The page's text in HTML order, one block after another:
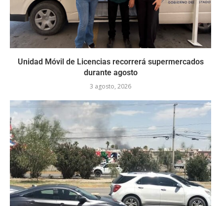
Unidad Móvil de Licencias recorrerá supermercados
durante agosto
3 agosto, 2026